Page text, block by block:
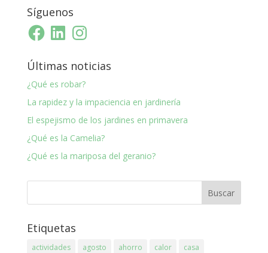
Síguenos
FacebookLinkedInInstagram
Últimas noticias
¿Qué es robar?
La rapidez y la impaciencia en jardinería
El espejismo de los jardines en primavera
¿Qué es la Camelia?
¿Qué es la mariposa del geranio?
Etiquetas
actividades agosto ahorro calor
casa